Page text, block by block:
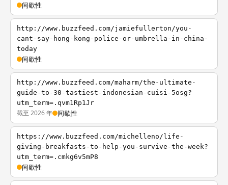
间歇性
http://www.buzzfeed.com/jamiefullerton/you-
cant-say-hong-kong-police-or-umbrella-in-china-
today
间歇性
http://www.buzzfeed.com/maharm/the-ultimate-
guide-to-30-tastiest-indonesian-cuisi-5osg?
utm_term=.qvm1Rp1Jr
截至 2026 年 间歇性
https://www.buzzfeed.com/michelleno/life-
giving-breakfasts-to-help-you-survive-the-week?
utm_term=.cmkg6v5mP8
间歇性